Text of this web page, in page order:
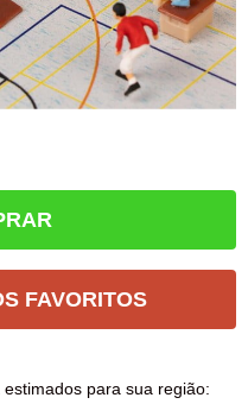
FAVORITOS
para sua região: